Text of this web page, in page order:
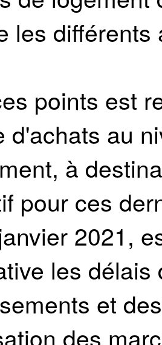
les
points est
d'achats au
à
pour ces
2021,
les
et
des